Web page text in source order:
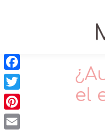
el
Facebook
Twitter
Pinterest